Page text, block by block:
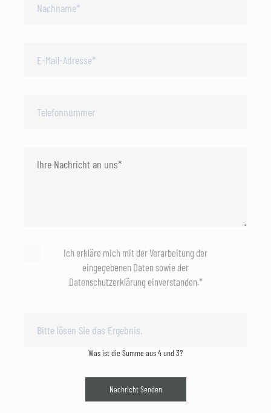
Ich erkläre mich mit der Verarbeitung der
eingegebenen Daten sowie der
Datenschutzerklärung einverstanden.*
Was ist die Summe aus 4 und 3?
Nachricht Senden